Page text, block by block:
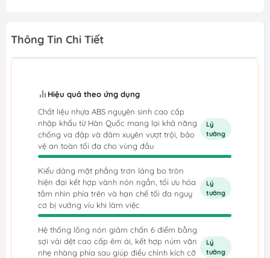
Thông Tin Chi Tiết
Hiệu quả theo ứng dụng
Chất liệu nhựa ABS nguyên sinh cao cấp
nhập khẩu từ Hàn Quốc mang lại khả năng
chống va đập và đâm xuyên vượt trội, bảo
vệ an toàn tối đa cho vùng đầu
Lý
tưởng
Kiểu dáng mặt phẳng trơn láng bo tròn
hiện đại kết hợp vành nón ngắn, tối ưu hóa
tầm nhìn phía trên và hạn chế tối đa nguy
cơ bị vướng víu khi làm việc
Lý
tưởng
Hệ thống lồng nón giảm chấn 6 điểm bằng
sợi vải dệt cao cấp êm ái, kết hợp núm vặn
nhẹ nhàng phía sau giúp điều chỉnh kích cỡ
Lý
tưởng